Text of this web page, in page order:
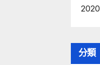
分類